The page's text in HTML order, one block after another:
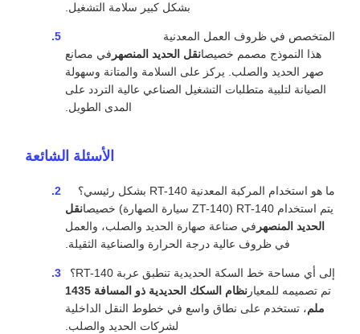
بشكل كبير سلامة التشغيل.
المتخصص في ظروف العمل المعدنية
هذا النموذج مصمم خصيصانقل الحديد المنصهر في مصانع
صهر الحديد والصلب. يركز على السلامة والمتانة وسهولة
الصيانة لتلبية متطلبات التشغيل الصناعي عالية التردد على
المدى الطويل.
الأسئلة الشائعة
ما هو استخدام المركبة المعدنية RT-140 بشكل رئيسي؟
يتم استخدام RT-140 (ZT-140 سيارة الصهارة) خصيصا
نقل
الحديد المنصهر في صناعة صهارة الحديد والصلب، والعمل
في ظروف عالية درجة الحرارة والصناعية الثقيلة.
إلى أي مساحة خط السكة الحديدية تنطبق عربة RT-140؟
تم تصميمه للمعيار
نظام السكك الحديدية ذو المسافة 1435
ملم، تستخدم على نطاق واسع في خطوط النقل الداخلية
لشركات الحديد والصلب.